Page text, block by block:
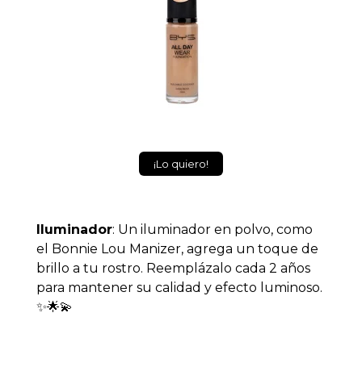
¡Lo quiero!
Iluminador: Un iluminador en polvo, como
el Bonnie Lou Manizer, agrega un toque de
brillo a tu rostro. Reemplázalo cada 2 años
para mantener su calidad y efecto luminoso.
✨🌟💫